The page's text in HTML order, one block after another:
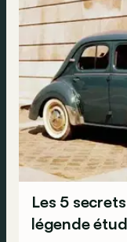
Les 5
légende